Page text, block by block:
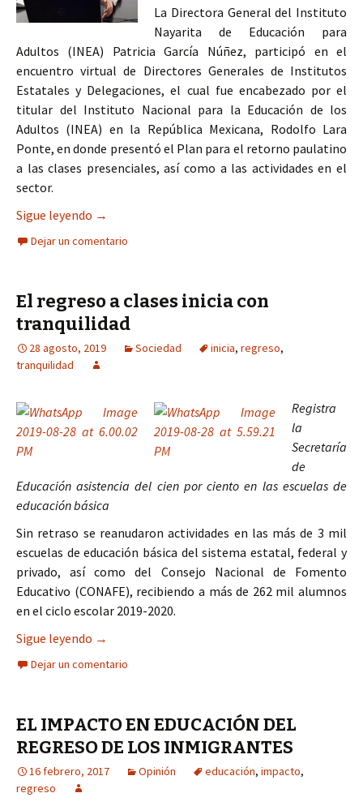
La Directora General del Instituto
Nayarita de Educación para
Adultos (INEA) Patricia García Núñez, participó en el
encuentro virtual de Directores Generales de Institutos
Estatales y Delegaciones, el cual fue encabezado por el
titular del Instituto Nacional para la Educación de los
Adultos (INEA) en la República Mexicana, Rodolfo Lara
Ponte, en donde presentó el Plan para el retorno paulatino
a las clases presenciales, así como a las actividades en el
sector.
Sigue leyendo Plantea INEA regreso paulatino a las
→
Dejar un comentario
El regreso a clases inicia con
tranquilidad
28 agosto, 2019 Sociedad inicia, regreso,
tranquilidad
Registra
la
Secretaría
de
Educación asistencia del cien por ciento en las escuelas de
educación básica
Sin retraso se reanudaron actividades en las más de 3 mil
escuelas de educación básica del sistema estatal, federal y
privado, así como del Consejo Nacional de Fomento
Educativo (CONAFE), recibiendo a más de 262 mil alumnos
en el ciclo escolar 2019-2020.
Sigue leyendo El regreso a clases inicia con tranquilidad
→
Dejar un comentario
EL IMPACTO EN EDUCACIÓN DEL
REGRESO DE LOS INMIGRANTES
16 febrero, 2017 Opinión educación, impacto,
regreso